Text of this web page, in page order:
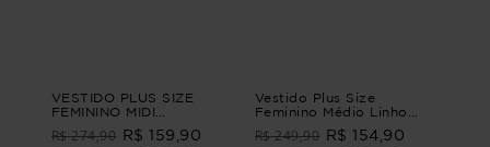
VESTIDO PLUS SIZE
FEMININO MIDI
VALERIANA Azul G4
R$ 274,90 R$ 159,90
Vestido Plus Size
Feminino Médio Linho
R$ 249,90 R$ 154,90